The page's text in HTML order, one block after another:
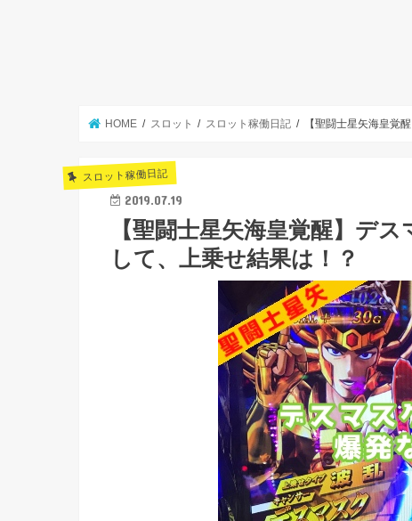
HOME スロット スロット稼働日記 【聖闘士星矢海皇覚
スロット稼働日記
2019.07.19
【聖闘士星矢海皇覚醒】デ
して、上乗せ結果は！？